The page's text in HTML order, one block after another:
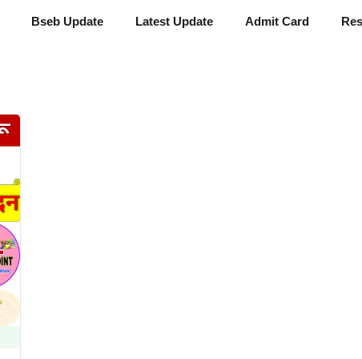
Bseb Update Latest Update Admit Card